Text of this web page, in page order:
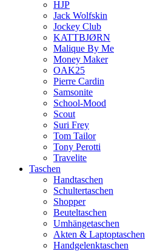
HJP
Jack Wolfskin
Jockey Club
KATTBJØRN
Malique By Me
Money Maker
OAK25
Pierre Cardin
Samsonite
School-Mood
Scout
Suri Frey
Tom Tailor
Tony Perotti
Travelite
Taschen
Handtaschen
Schultertaschen
Shopper
Beuteltaschen
Umhängetaschen
Akten & Laptoptaschen
Handgelenktaschen